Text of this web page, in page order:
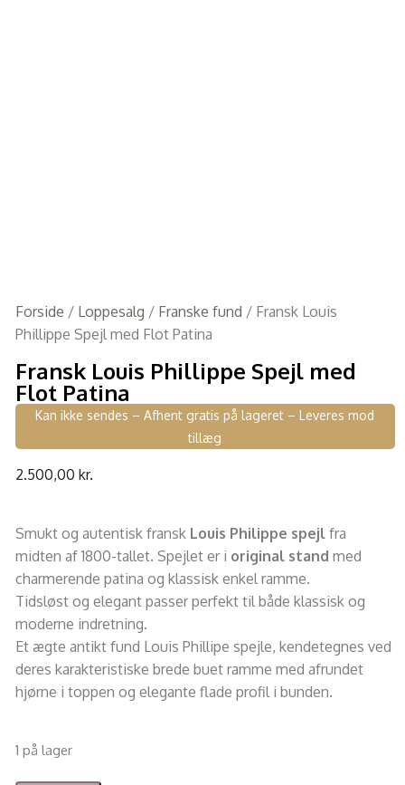
Forside / Loppesalg / Franske fund / Fransk Louis
Phillippe Spejl med Flot Patina
Fransk Louis Phillippe Spejl med
Flot Patina
Kan ikke sendes – Afhent gratis på lageret – Leveres mod
tillæg
2.500,00 kr.
Smukt og autentisk fransk Louis Philippe spejlfra
midten af 1800-tallet. Spejlet er i original stand med
charmerende patina og klassisk enkel ramme.
Tidsløst og elegant passer perfekt til både klassisk og
moderne indretning.
Et ægte antikt fund Louis Phillipe spejle, kendetegnes ved
deres karakteristiske brede buet ramme med afrundet
hjørne i toppen og elegante flade profil i bunden.
1 på lager